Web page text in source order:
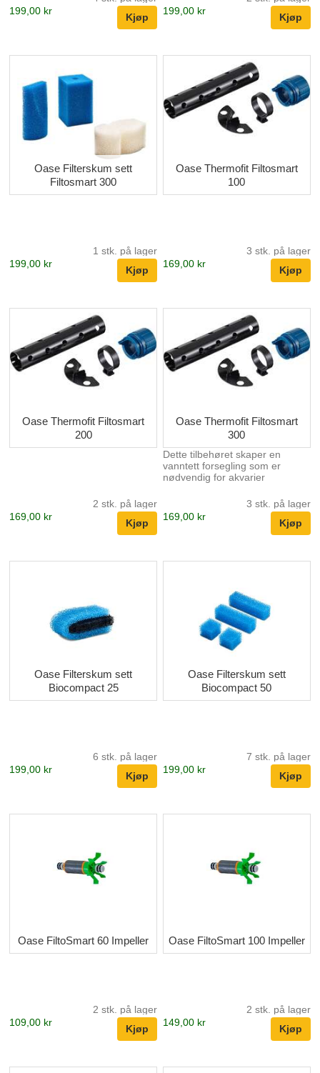
199,00 kr
199,00 kr
Oase Filterskum sett
Filtosmart 300
1 stk. på lager
199,00 kr
Oase Thermofit Filtosmart
100
3 stk. på lager
169,00 kr
Oase Thermofit Filtosmart
200
2 stk. på lager
169,00 kr
Oase Thermofit Filtosmart
300
Dette tilbehøret skaper en
vanntett forsegling som er
nødvendig for akvarier
3 stk. på lager
169,00 kr
Oase Filterskum sett
Biocompact 25
6 stk. på lager
199,00 kr
Oase Filterskum sett
Biocompact 50
7 stk. på lager
199,00 kr
Oase FiltoSmart 60 Impeller
2 stk. på lager
109,00 kr
Oase FiltoSmart 100 Impeller
2 stk. på lager
149,00 kr